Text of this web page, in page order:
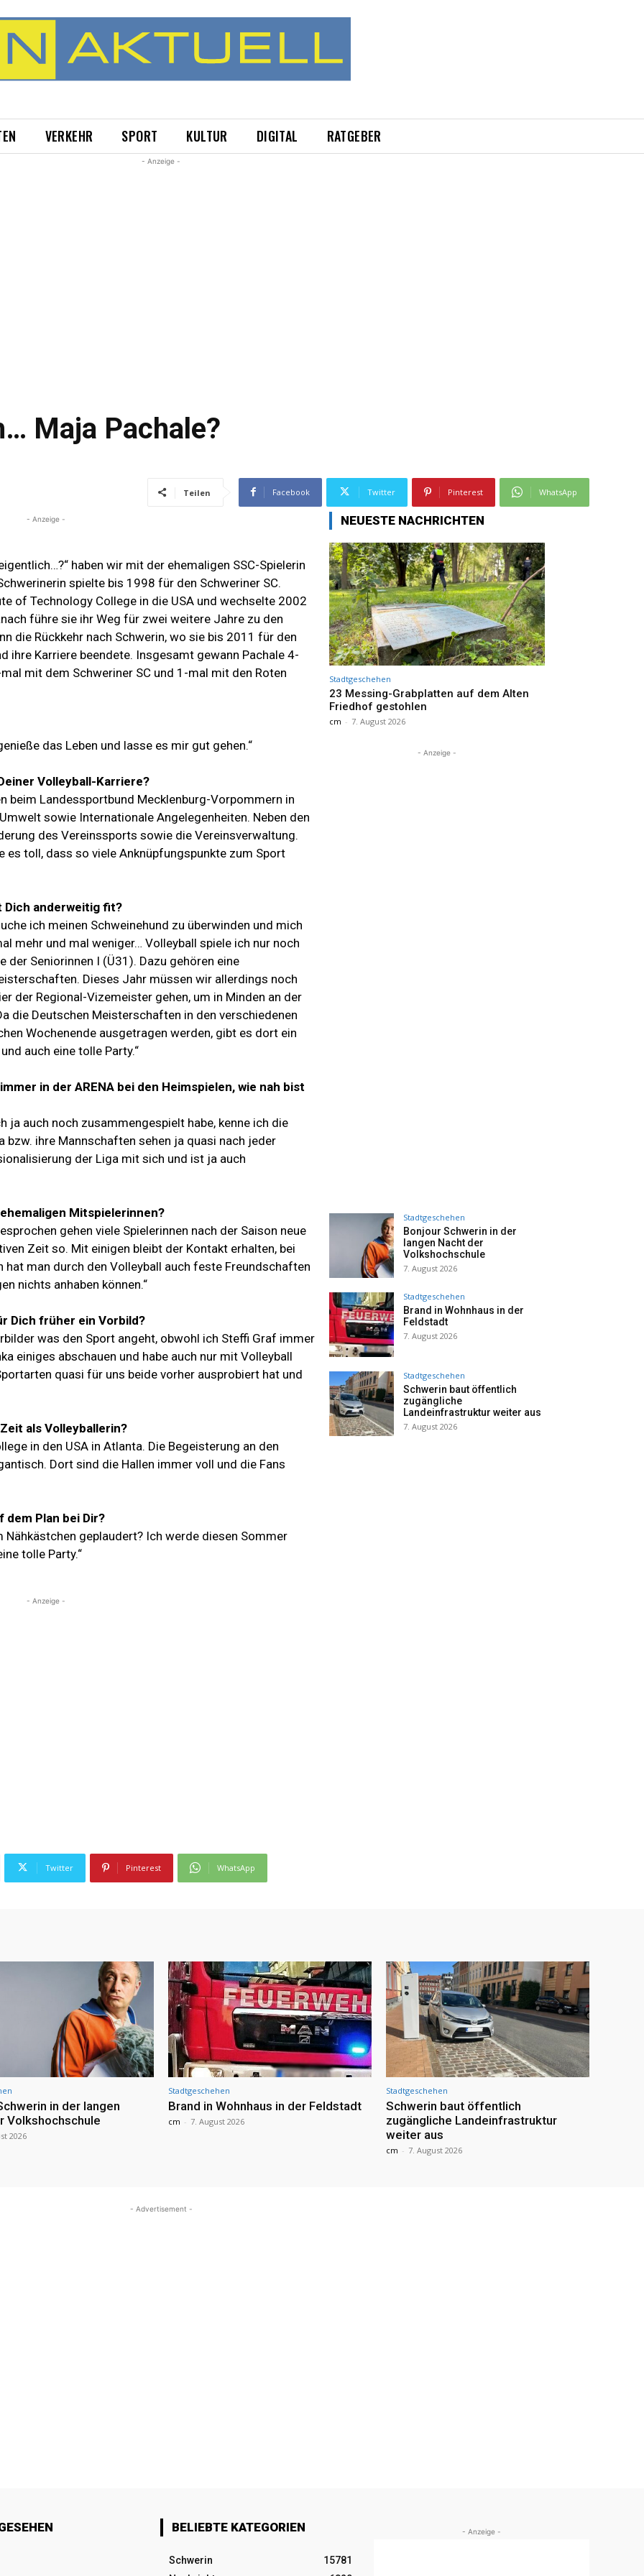
VERKEHR SPORT KULTUR DIGITAL RATGEBER
- Anzeige -
Maja Pachale?
Teilen Facebook Twitter Pinterest WhatsApp
- Anzeige -
haben wir mit der ehemaligen SSC-Spielerin
spielte bis 1998 für den Schweriner SC.
of Technology College in die USA und wechselte 2002
führe sie ihr Weg für zwei weitere Jahre zu den
die Rückkehr nach Schwerin, wo sie bis 2011 für den
ihre Karriere beendete. Insgesamt gewann Pachale 4-
mit dem Schweriner SC und 1-mal mit den Roten
das Leben und lasse es mir gut gehen.“
Volleyball-Karriere?
beim Landessportbund Mecklenburg-Vorpommern in
sowie Internationale Angelegenheiten. Neben den
des Vereinssports sowie die Vereinsverwaltung.
es toll, dass so viele Anknüpfungspunkte zum Sport
Dich anderweitig fit?
ich meinen Schweinehund zu überwinden und mich
mehr und mal weniger… Volleyball spiele ich nur noch
Seniorinnen I (Ü31). Dazu gehören eine
Dieses Jahr müssen wir allerdings noch
der Regional-Vizemeister gehen, um in Minden an der
die Deutschen Meisterschaften in den verschiedenen
Wochenende ausgetragen werden, gibt es dort ein
auch eine tolle Party.“
in der ARENA bei den Heimspielen, wie nah bist
ja auch noch zusammengespielt habe, kenne ich die
bzw. ihre Mannschaften sehen ja quasi nach jeder
der Liga mit sich und ist ja auch
Mitspielerinnen?
gehen viele Spielerinnen nach der Saison neue
Zeit so. Mit einigen bleibt der Kontakt erhalten, bei
hat man durch den Volleyball auch feste Freundschaften
nichts anhaben können.“
Dich früher ein Vorbild?
was den Sport angeht, obwohl ich Steffi Graf immer
einiges abschauen und habe auch nur mit Volleyball
quasi für uns beide vorher ausprobiert hat und
als Volleyballerin?
in den USA in Atlanta. Die Begeisterung an den
Dort sind die Hallen immer voll und die Fans
Plan bei Dir?
Nähkästchen geplaudert? Ich werde diesen Sommer
tolle Party.“
- Anzeige -
Twitter Pinterest WhatsApp
NEUESTE NACHRICHTEN
Stadtgeschehen
23 Messing-Grabplatten auf dem Alten
Friedhof gestohlen
cm - 7. August 2026
- Anzeige -
Stadtgeschehen
Bonjour Schwerin in der
langen Nacht der
Volkshochschule
7. August 2026
Stadtgeschehen
Brand in Wohnhaus in der
Feldstadt
7. August 2026
Stadtgeschehen
Schwerin baut öffentlich
zugängliche
Landeinfrastruktur weiter aus
7. August 2026
in der langen
Volkshochschule
2026
Stadtgeschehen
Brand in Wohnhaus in der Feldstadt
cm - 7. August 2026
Stadtgeschehen
Schwerin baut öffentlich
zugängliche Landeinfrastruktur
weiter aus
cm - 7. August 2026
- Advertisement -
BELIEBTE KATEGORIEN
Schwerin
15781
- Anzeige -